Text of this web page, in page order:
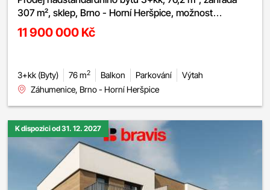
307 m², sklep, Brno - Horní Heršpice, možnost
parkování
11 900 000 Kč
3+kk (Byty) 76 m2 Balkon Parkování
Výtah
Záhumenice, Brno - Horní Heršpice
K dispozici od 31. 12. 2027